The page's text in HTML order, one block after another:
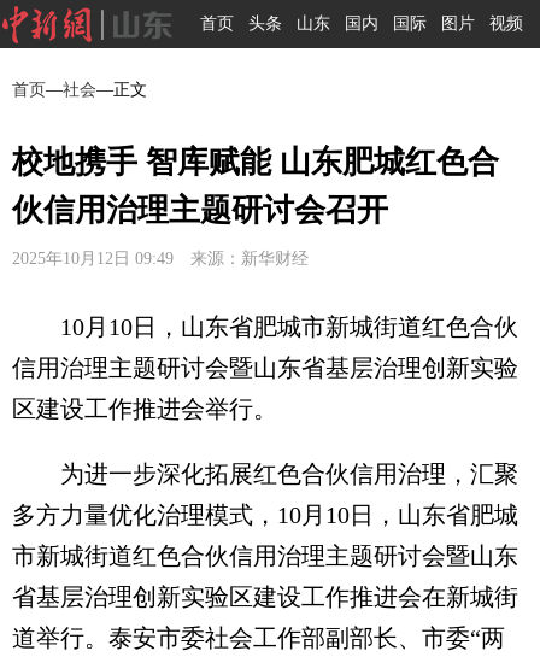
首页 头条 山东 国内 国际 图片 视频
首页—社会—正文
校地携手 智库赋能 山东肥城红色合
伙信用治理主题研讨会召开
2025年10月12日 09:49 来源：新华财经
10月10日，山东省肥城市新城街道红色合伙
信用治理主题研讨会暨山东省基层治理创新实验
区建设工作推进会举行。
为进一步深化拓展红色合伙信用治理，汇聚
多方力量优化治理模式，10月10日，山东省肥城
市新城街道红色合伙信用治理主题研讨会暨山东
省基层治理创新实验区建设工作推进会在新城街
道举行。泰安市委社会工作部副部长、市委“两